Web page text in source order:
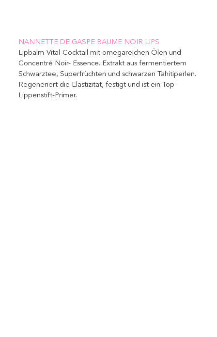
NANNETTE DE GASPE BAUME NOIR LIPS
Lipbalm-Vital-Cocktail mit omegareichen Ölen und
Concentré Noir- Essence. Extrakt aus fermentiertem
Schwarztee, Superfrüchten und schwarzen Tahitiperlen.
Regeneriert die Elastizität, festigt und ist ein Top-
Lippenstift-Primer.